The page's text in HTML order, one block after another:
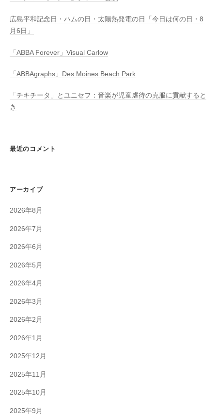
広島平和記念日・ハムの日・太陽熱発電の日「今日は何の日・8
月6日」
「ABBA Forever」Visual Carlow
「ABBAgraphs」Des Moines Beach Park
「チキチータ」とユニセフ：音楽が児童虐待の克服に貢献すると
き
最近のコメント
アーカイブ
2026年8月
2026年7月
2026年6月
2026年5月
2026年4月
2026年3月
2026年2月
2026年1月
2025年12月
2025年11月
2025年10月
2025年9月